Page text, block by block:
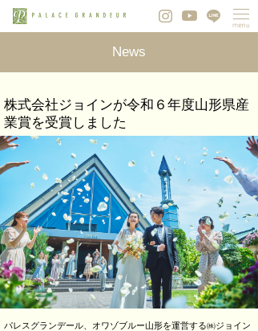
News
株式会社ジョインが令和６年度山形県産
業賞を受賞しました
パレスグランデール、オワゾブルー山形を運営する㈱ジョイン